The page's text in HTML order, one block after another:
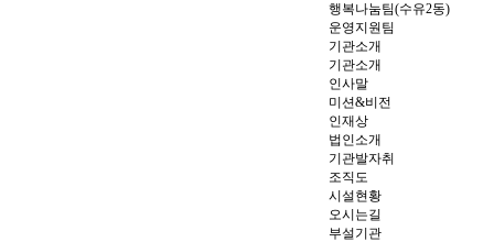
행복나눔팀(수유2동)
운영지원팀
기관소개
기관소개
인사말
미션&비전
인재상
법인소개
기관발자취
조직도
시설현황
오시는길
부설기관